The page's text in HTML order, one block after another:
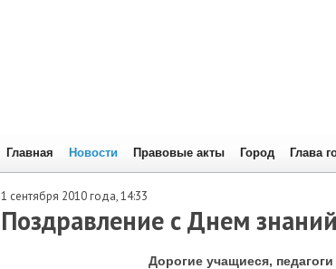
Главная Новости Правовые акты Город Глава
1 сентября 2010 года, 14:33
Поздравление с Днем
Дорогие учащиеся,